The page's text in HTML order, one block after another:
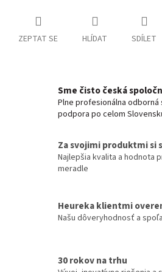
ZEPTAT SE HLÍDAT SDÍLET
Sme čisto česká
Plne profesionálna odborná
podpora po celom
Za svojimi produktmi si
Najlepšia kvalita a hodnota
meradle
Heureka klientmi
Našu dôveryhodnosť a
30 rokov na trhu